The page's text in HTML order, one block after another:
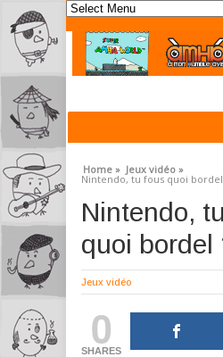
Home » Jeux vidéo »
Nintendo, tu fous quoi bordel
Nintendo,
quoi bordel
Jeux vidéo
0
SHARES